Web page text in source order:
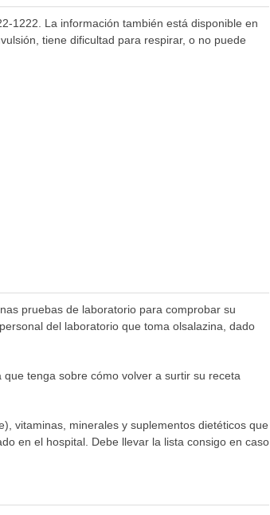
1222. La información también está disponible en
tiene dificultad para respirar, o no puede
pruebas de laboratorio para comprobar su
del laboratorio que toma olsalazina, dado
tenga sobre cómo volver a surtir su receta
vitaminas, minerales y suplementos dietéticos que
en el hospital. Debe llevar la lista consigo en caso